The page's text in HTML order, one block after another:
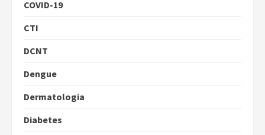
COVID-19
CTI
DCNT
Dengue
Dermatologia
Diabetes